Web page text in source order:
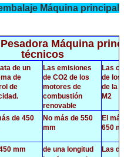
Máquina principal
Máquina
técnicos
de un
de
de
Las emisiones
de CO2 de los
motores de
combustión
renovable
Las
de los
de la
M2
de 450
No más de 550
mm
El
650
mm
de una longitud
Las